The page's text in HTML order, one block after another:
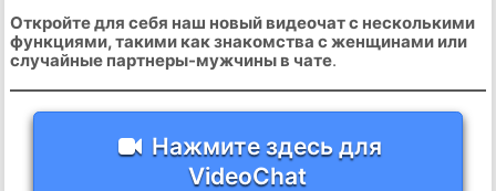
Откройте для себя наш новый видеочат с несколькими
функциями, такими как знакомства с женщинами или
случайные партнеры-мужчины в чате.
Нажмите здесь для
VideoChat